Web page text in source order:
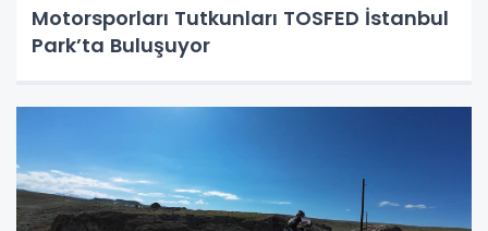
Motorsporları Tutkunları TOSFED İstanbul
Park’ta Buluşuyor